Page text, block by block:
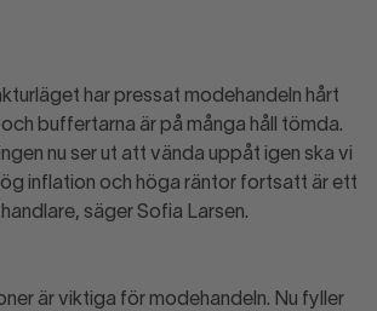
har pressat modehandeln hårt
buffertarna är på många håll tömda.
nu ser ut att vända uppåt igen ska vi
inflation och höga räntor fortsatt är ett
säger Sofia Larsen.
är viktiga för modehandeln. Nu fyller